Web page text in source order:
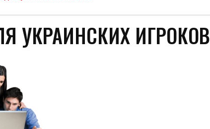
УКРАИНСКИХ ИГРОКОВ